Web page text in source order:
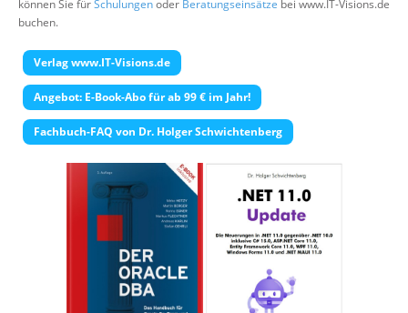
Über uns
können Sie fürSchulungenoder Beratungseinsätze bei www.IT-Visions.de
buchen.
Verlag www.IT-Visions.de
Angebot: E-Book-Abo für ab 99 € im Jahr!
Fachbuch-FAQ von Dr. Holger Schwichtenberg